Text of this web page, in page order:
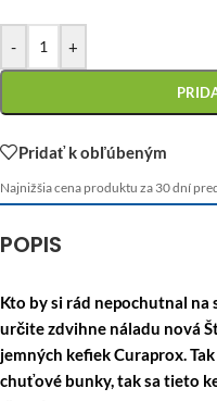
- +
Pridať k obľúbeným
Najnižšia cena produktu za 30 dní
POPIS
Kto by si rád nepochutnal
určite zdvihne náladu nová
jemných kefiek Curaprox.
chuťové bunky, tak sa tieto